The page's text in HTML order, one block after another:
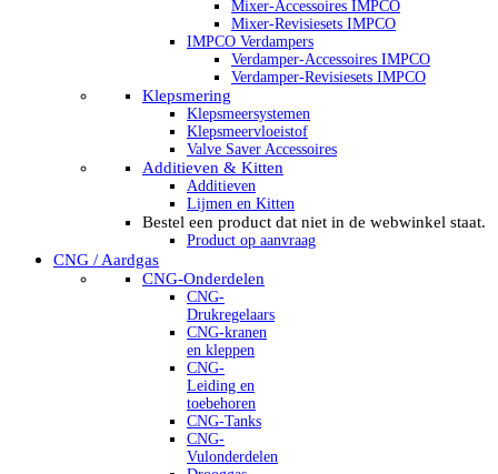
Mixer-Accessoires IMPCO
Mixer-Revisiesets IMPCO
IMPCO Verdampers
Verdamper-Accessoires IMPCO
Verdamper-Revisiesets IMPCO
Klepsmering
Klepsmeersystemen
Klepsmeervloeistof
Valve Saver Accessoires
Additieven & Kitten
Additieven
Lijmen en Kitten
Bestel een product dat niet in de webwinkel staat.
Product op aanvraag
CNG / Aardgas
CNG-Onderdelen
CNG-
Drukregelaars
CNG-kranen
en kleppen
CNG-
Leiding en
toebehoren
CNG-Tanks
CNG-
Vulonderdelen